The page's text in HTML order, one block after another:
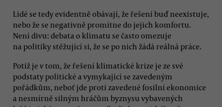
Lidé se tedy evidentně obávají, že řešení buď neexistuje,
nebo že se negativně promítne do jejich komfortu.
Není divu: debata o klimatu se často omezuje
na politiky stěžující si, že se po nich žádá reálná práce.
Potíž je v tom, že řešení klimatické krize je ze své
podstaty politické a vymykající se zavedeným
pořádkům, neboť jde proti zavedené fosilní ekonomice
a nesmírně silným hráčům byznysu vybavených